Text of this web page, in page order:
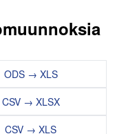
ODS → XLS
CSV → XLSX
CSV → XLS